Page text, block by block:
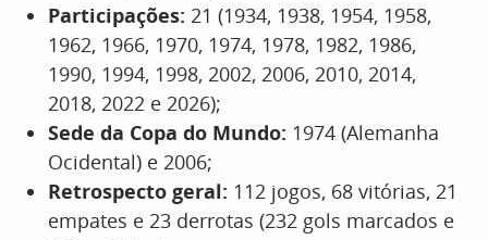
Participações: 21 (1934, 1938, 1954, 1958,
1962, 1966, 1970, 1974, 1978, 1982, 1986,
1990, 1994, 1998, 2002, 2006, 2010, 2014,
2018, 2022 e 2026);
Sede da Copa do Mundo: 1974 (Alemanha
Ocidental) e 2006;
Retrospecto geral: 112 jogos, 68 vitórias, 21
empates e 23 derrotas (232 gols marcados e